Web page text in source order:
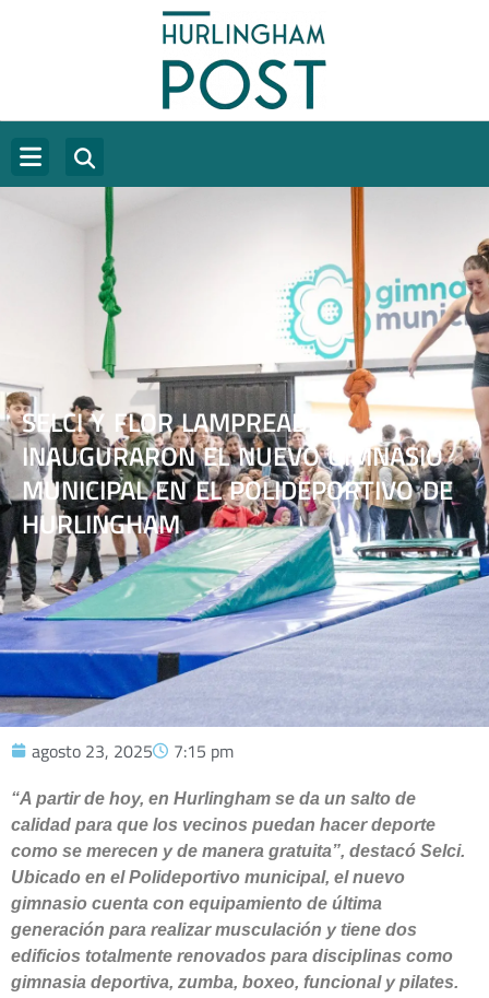
SELCI Y FLOR LAMPREABE
INAUGURARON EL NUEVO GIMNASIO
MUNICIPAL EN EL POLIDEPORTIVO DE
HURLINGHAM
agosto 23, 2025 7:15 pm
“A partir de hoy, en Hurlingham se da un salto de
calidad para que los vecinos puedan hacer deporte
como se merecen y de manera gratuita”, destacó Selci.
Ubicado en el Polideportivo municipal, el nuevo
gimnasio cuenta con equipamiento de última
generación para realizar musculación y tiene dos
edificios totalmente renovados para disciplinas como
gimnasia deportiva, zumba, boxeo, funcional y pilates.